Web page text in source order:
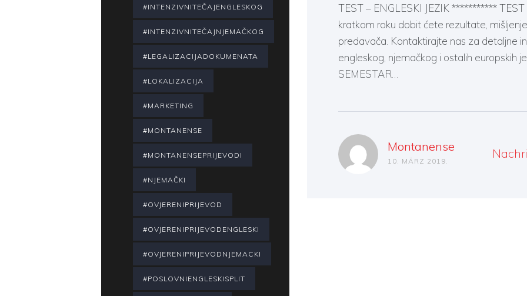
TEST – ENGLESKI JEZIK *********** TEST
kratkom roku dobit ćete rezultate,
predavača. Kontaktirajte nas za detaljne
engleskog, njemačkog i ostalih europskih
SEMESTAR…
Montanense
10. MÄRZ 2019.
#INTENZIVNITEČAJENGLESKOG
#INTENZIVNITEČAJNJEMAČKOG
#LEGALIZACIJADOKUMENATA
#LOKALIZACIJA
#MARKETING
#MONTANENSE
#MONTANENSEPRIJEVODI
#NJEMAČKI
#OVJERENIPRIJEVOD
#OVJERENIPRIJEVODENGLESKI
#OVJERENIPRIJEVODNJEMACKI
#POSLOVNIENGLESKISPLIT